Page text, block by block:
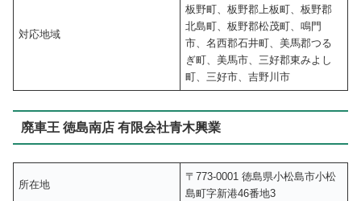
対応地域
板野町、板野郡上板町、板野郡
北島町、板野郡松茂町、鳴門
市、名西郡石井町、美馬郡つる
ぎ町、美馬市、三好郡東みよし
町、三好市、吉野川市
廃車王 徳島南店 有限会社青木興業
所在地
〒773-0001 徳島県小松島市小松
島町字新港46番地3